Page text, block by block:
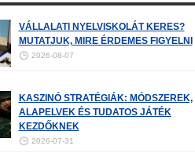
VÁLLALATI NYELVISKOLÁT KERES?
MUTATJUK, MIRE ÉRDEMES FIGYELNI
2026-08-07
KASZINÓ STRATÉGIÁK: MÓDSZEREK,
ALAPELVEK ÉS TUDATOS JÁTÉK
KEZDŐKNEK
2026-07-31